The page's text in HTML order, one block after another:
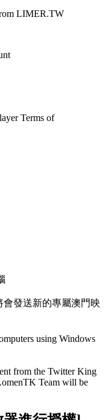
LIMER.TW
Terms of
發送新的專屬澳門映
using Windows
from the Twitter King
Team will be